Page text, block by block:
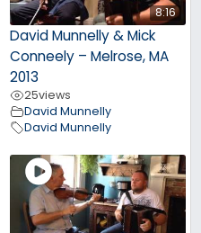
8:16
David Munnelly & Mick
Conneely – Melrose, MA
2013
25views
David Munnelly
David Munnelly